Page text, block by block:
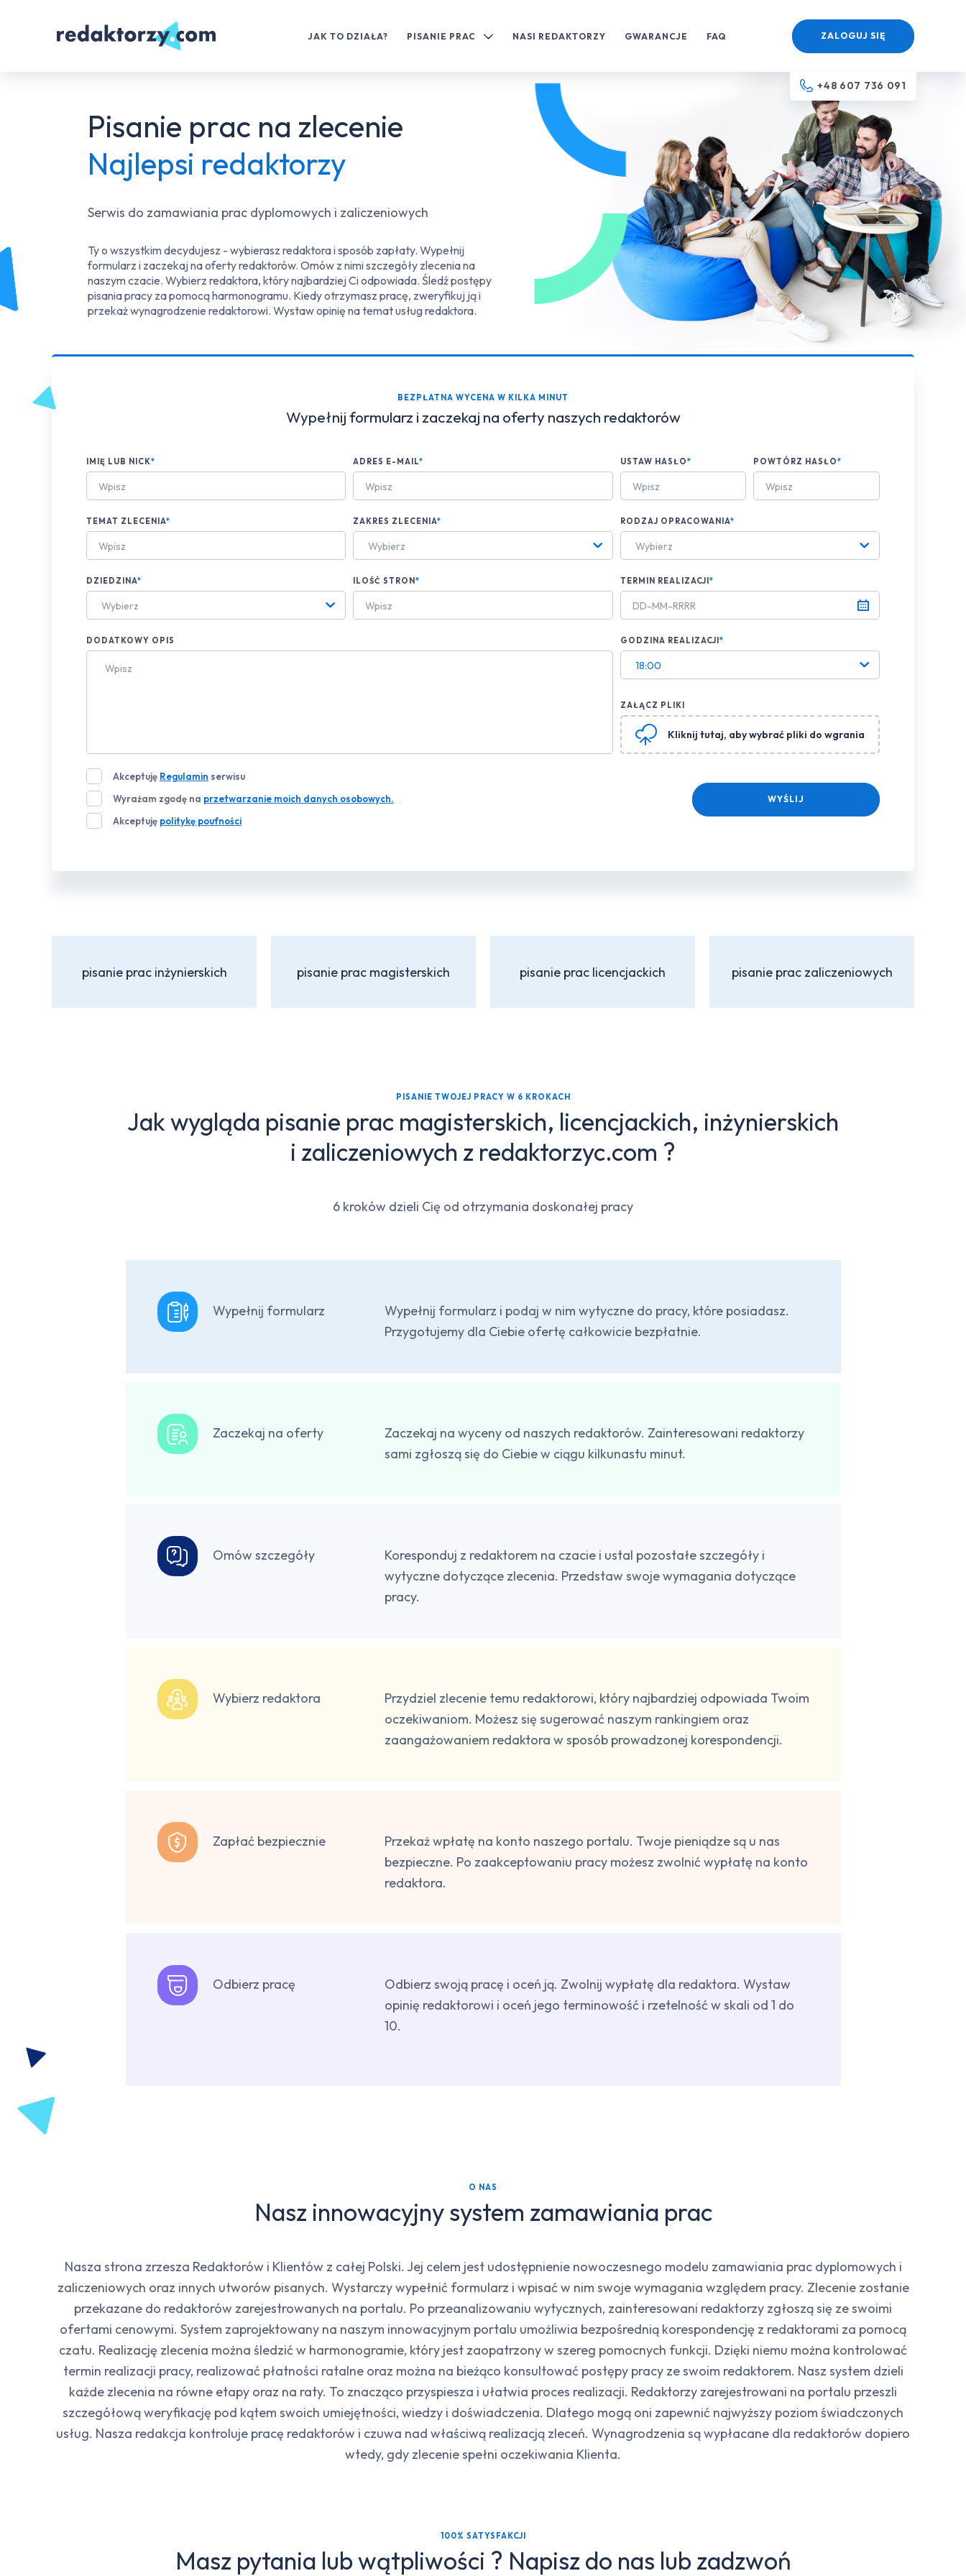
JAK TO DZIAŁA? PISANIE PRAC NASI REDAKTORZY GWARANCJE FAQ
+48 607 736 091
ZALOGUJ SIĘ
Pisanie prac na zlecenie
Najlepsi redaktorzy
Serwis do zamawiania prac dyplomowych i zaliczeniowych
Ty o wszystkim decydujesz - wybierasz redaktora i sposób zapłaty. Wypełnij
formularz i zaczekaj na oferty redaktorów. Omów z nimi szczegóły zlecenia na
naszym czacie. Wybierz redaktora, który najbardziej Ci odpowiada. Śledź postępy
pisania pracy za pomocą harmonogramu. Kiedy otrzymasz pracę, zweryfikuj ją i
przekaż wynagrodzenie redaktorowi. Wystaw opinię na temat usług redaktora.
BEZPŁATNA WYCENA W KILKA MINUT
Wypełnij formularz i zaczekaj na oferty naszych redaktorów
IMIĘ LUB NICK* ADRES E-MAIL* USTAW HASŁO* POWTÓRZ HASŁO*
TEMAT ZLECENIA* ZAKRES ZLECENIA*
Wybierz
RODZAJ OPRACOWANIA*
Wybierz
DZIEDZINA*
Wybierz
ILOŚĆ STRON* TERMIN REALIZACJI *
DODATKOWY OPIS GODZINA REALIZACJI *
18:00
ZAŁĄCZ PLIKI
Kliknij tutaj, aby wybrać pliki do wgrania
Akceptuję Regulamin serwisu
Wyrażam zgodę na przetwarzanie moich danych osobowych.
Akceptuję politykę poufności
WYŚLIJ
pisanie prac inżynierskich pisanie prac magisterskich pisanie prac licencjackich pisanie prac zaliczeniowych
PISANIE TWOJEJ PRACY W 6 KROKACH
Jak wygląda pisanie prac magisterskich, licencjackich, inżynierskich
i zaliczeniowych z redaktorzyc.com ?
6 kroków dzieli Cię od otrzymania doskonałej pracy
Wypełnij formularz
Wypełnij formularz i podaj w nim wytyczne do pracy, które posiadasz.
Przygotujemy dla Ciebie ofertę całkowicie bezpłatnie.
Zaczekaj na oferty
Zaczekaj na wyceny od naszych redaktorów. Zainteresowani redaktorzy
sami zgłoszą się do Ciebie w ciągu kilkunastu minut.
Omów szczegóły
Koresponduj z redaktorem na czacie i ustal pozostałe szczegóły i
wytyczne dotyczące zlecenia. Przedstaw swoje wymagania dotyczące
pracy.
Wybierz redaktora
Przydziel zlecenie temu redaktorowi, który najbardziej odpowiada Twoim
oczekiwaniom. Możesz się sugerować naszym rankingiem oraz
zaangażowaniem redaktora w sposób prowadzonej korespondencji.
Zapłać bezpiecznie
Przekaż wpłatę na konto naszego portalu. Twoje pieniądze są u nas
bezpieczne. Po zaakceptowaniu pracy możesz zwolnić wypłatę na konto
redaktora.
Odbierz pracę
Odbierz swoją pracę i oceń ją. Zwolnij wypłatę dla redaktora. Wystaw
opinię redaktorowi i oceń jego terminowość i rzetelność w skali od 1 do
10.
O NAS
Nasz innowacyjny system zamawiania prac
Nasza strona zrzesza Redaktorów i Klientów z całej Polski. Jej celem jest udostępnienie nowoczesnego modelu zamawiania prac dyplomowych i
zaliczeniowych oraz innych utworów pisanych. Wystarczy wypełnić formularz i wpisać w nim swoje wymagania względem pracy. Zlecenie zostanie
przekazane do redaktorów zarejestrowanych na portalu. Po przeanalizowaniu wytycznych, zainteresowani redaktorzy zgłoszą się ze swoimi
ofertami cenowymi. System zaprojektowany na naszym innowacyjnym portalu umożliwia bezpośrednią korespondencję z redaktorami za pomocą
czatu. Realizację zlecenia można śledzić w harmonogramie, który jest zaopatrzony w szereg pomocnych funkcji. Dzięki niemu można kontrolować
termin realizacji pracy, realizować płatności ratalne oraz można na bieżąco konsultować postępy pracy ze swoim redaktorem. Nasz system dzieli
każde zlecenia na równe etapy oraz na raty. To znacząco przyspiesza i ułatwia proces realizacji. Redaktorzy zarejestrowani na portalu przeszli
szczegółową weryfikację pod kątem swoich umiejętności, wiedzy i doświadczenia. Dlatego mogą oni zapewnić najwyższy poziom świadczonych
usług. Nasza redakcja kontroluje pracę redaktorów i czuwa nad właściwą realizacją zleceń. Wynagrodzenia są wypłacane dla redaktorów dopiero
wtedy, gdy zlecenie spełni oczekiwania Klienta.
100% SATYSFAKCJI
Masz pytania lub wątpliwości ? Napisz do nas lub zadzwoń